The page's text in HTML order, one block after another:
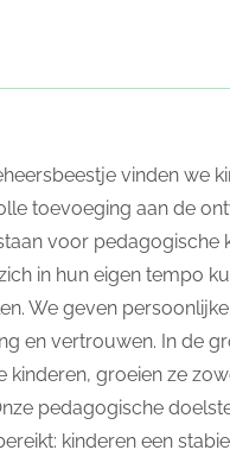
vinden we
toevoeging aan de
voor pedagogische
in hun eigen tempo
We geven
en vertrouwen. In de
kinderen, groeien ze
pedagogische
kinderen een